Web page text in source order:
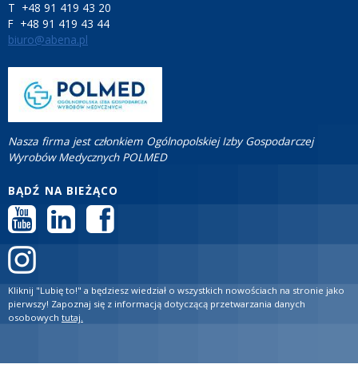
T +48 91 419 43 20
F +48 91 419 43 44
biuro@abena.pl
Nasza firma jest członkiem Ogólnopolskiej Izby Gospodarczej
Wyrobów Medycznych POLMED
BĄDŹ NA BIEŻĄCO
Kliknij "Lubię to!" a będziesz wiedział o wszystkich nowościach na stronie jako
pierwszy! Zapoznaj się z informacją dotyczącą przetwarzania danych
osobowych tutaj.